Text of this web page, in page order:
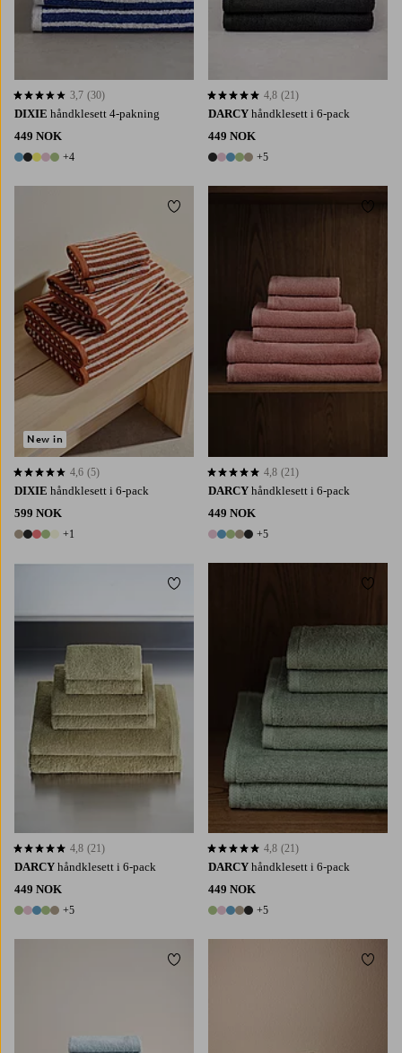
DIXIE håndklesett 4-pakning
449 NOK
9 farger
+4
3,7 basert på 30 karaktergivninger
3,7 (30)
DARCY håndklesett i 6-pack
449 NOK
10 farger
+5
4,8 basert på 21 karaktergivninger
4,8 (21)
DIXIE håndklesett i 6-pack
599 NOK
6 farger
+1
4,6 basert på 5 karaktergivninger
4,6 (5)
New in
Legg til favoritter
DARCY håndklesett i 6-pack
449 NOK
10 farger
+5
4,8 basert på 21 karaktergivninger
4,8 (21)
Legg
DARCY håndklesett i 6-pack
449 NOK
10 farger
+5
4,8 basert på 21 karaktergivninger
4,8 (21)
Legg til favoritter
DARCY håndklesett i 6-pack
449 NOK
10 farger
+5
4,8 basert på 21 karaktergivninger
4,8 (21)
Legg
Legg til favoritter Legg